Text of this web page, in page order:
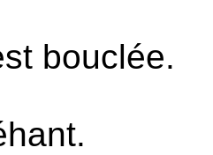
bouclée.